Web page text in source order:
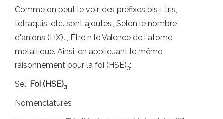
Comme on peut le voir, des préfixes bis-, tris,
tetraquis, etc. sont ajoutés., Selon le nombre
d'anions (HX)n, Être n le Valence de l'atome
métallique. Ainsi, en appliquant le même
raisonnement pour la foi (HSE)3:
Sel: Foi (HSE)3
Nomenclatures